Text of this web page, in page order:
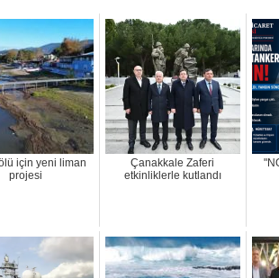
için yeni liman
projesi
Çanakkale Zaferi
etkinliklerle kutlandı